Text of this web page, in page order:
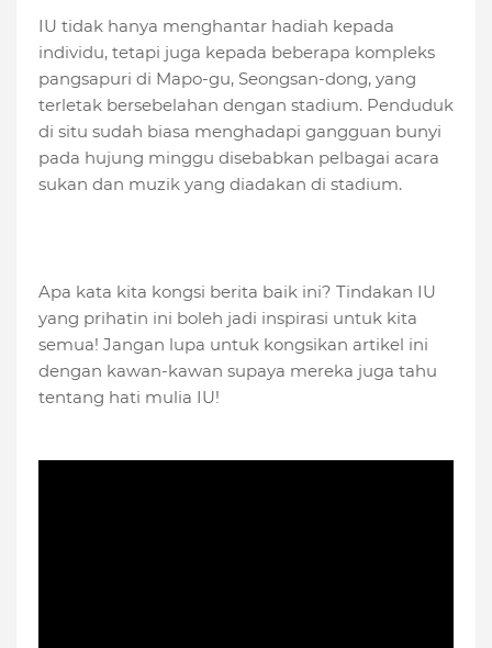
IU tidak hanya menghantar hadiah kepada
individu, tetapi juga kepada beberapa kompleks
pangsapuri di Mapo-gu, Seongsan-dong, yang
terletak bersebelahan dengan stadium. Penduduk
di situ sudah biasa menghadapi gangguan bunyi
pada hujung minggu disebabkan pelbagai acara
sukan dan muzik yang diadakan di stadium.
Apa kata kita kongsi berita baik ini? Tindakan IU
yang prihatin ini boleh jadi inspirasi untuk kita
semua! Jangan lupa untuk kongsikan artikel ini
dengan kawan-kawan supaya mereka juga tahu
tentang hati mulia IU!